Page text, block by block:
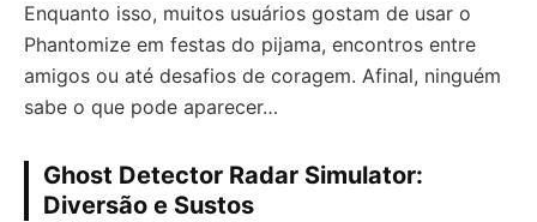
Enquanto isso, muitos usuários gostam de usar o
Phantomize em festas do pijama, encontros entre
amigos ou até desafios de coragem. Afinal, ninguém
sabe o que pode aparecer…
Ghost Detector Radar Simulator:
Diversão e Sustos